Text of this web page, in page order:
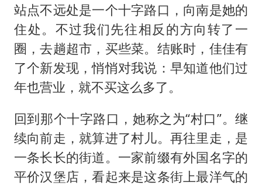
站点不远处是一个十字路口，向南是她的
住处。不过我们先往相反的方向转了一
圈，去趟超市，买些菜。结账时，佳佳有
了个新发现，悄悄对我说：早知道他们过
年也营业，就不买这么多了。
回到那个十字路口，她称之为“村口”。继
续向前走，就算进了村儿。再往里走，是
一条长长的街道。一家前缀有外国名字的
平价汉堡店，看起来是这条街上最洋气的